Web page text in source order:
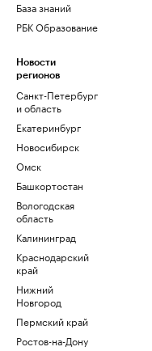
База знаний
РБК Образование
Новости
регионов
Санкт-Петербург
и область
Екатеринбург
Новосибирск
Омск
Башкортостан
Вологодская
область
Калининград
Краснодарский
край
Нижний
Новгород
Пермский край
Ростов-на-Дону